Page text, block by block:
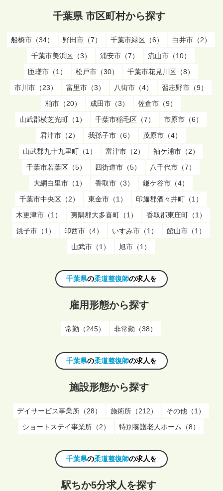
千葉県 市区町村から探す
船橋市（34） 野田市（7） 千葉市緑区（6）
白井市（2）
千葉市美浜区（3）
浦安市（7）
流山市（10）
匝瑳市（1）
松戸市（30）
千葉市花見川区（8）
市川市（23）
富里市（3） 八街市（4）
習志野市（9）
柏市（20）
成田市（3）
佐倉市（9）
山武郡横芝光町（1）
千葉市稲毛区（7）
市原市（6）
君津市（2）
我孫子市（6）
茂原市（4）
山武郡九十九里町（1）
富津市（2）
袖ケ浦市（2）
千葉市若葉区（5）
四街道市（5）
八千代市（7）
大網白里市（1）
香取市（3）
鎌ケ谷市（4）
千葉市中央区（2）
東金市（1）
印旛郡酒々井町（1）
木更津市（1）
夷隅郡大多喜町（1）
香取郡東庄町（1）
銚子市（1）
印西市（4） いすみ市（1）
館山市（1）
山武市（1）
旭市（1）
千葉県の柔道整復師の求人を
雇用形態から探す
常勤（245） 非常勤（38）
千葉県の柔道整復師の求人を
施設形態から探す
デイサービス事業所（28） 施術所（212）
その他（1）
ショートステイ事業所（2）
特別養護老人ホーム（8）
千葉県の柔道整復師の求人を
駅ちか5分求人を探す